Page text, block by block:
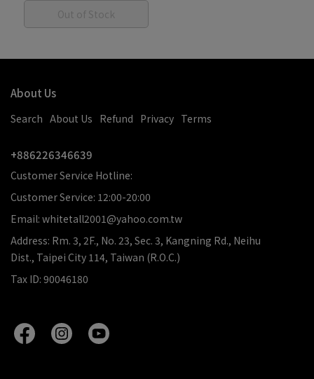
Out of Stock
About Us
Search About Us Refund Privacy Terms
+886226346639
Customer Service Hotline:
Customer Service: 12:00-20:00
Email: whitetall2001@yahoo.com.tw
Address: Rm. 3, 2F., No. 23, Sec. 3, Kangning Rd., Neihu
Dist., Taipei City 114, Taiwan (R.O.C.)
Tax ID: 90046180